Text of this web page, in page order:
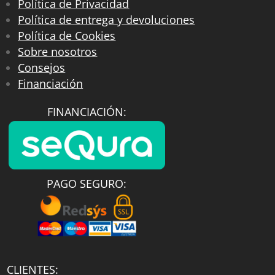
resto de accesorios y mamparas de
nuestro catálogo.
Explora la colección de
bañera
modelo idóneo para tu reforma y mejora
el confort de tu cuarto de baño.
Política de Privacidad
Política de entrega y devoluciones
Política de Cookies
Sobre nosotros
Consejos
Financiación
FINANCIACIÓN:
PAGO SEGURO:
CLIENTES: